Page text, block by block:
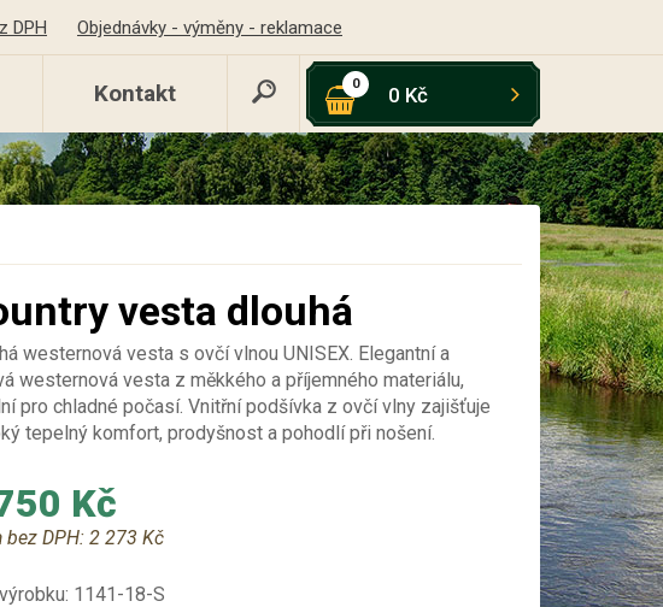
DPH Objednávky - výměny - reklamace
Kontakt 0 0 Kč
vesta dlouhá
westernová vesta s ovčí vlnou UNISEX. Elegantní a
westernová vesta z měkkého a příjemného materiálu,
pro chladné počasí. Vnitřní podšívka z ovčí vlny zajišťuje
tepelný komfort, prodyšnost a pohodlí při nošení.
Kč
bez DPH: 2 273 Kč
1141-18-S